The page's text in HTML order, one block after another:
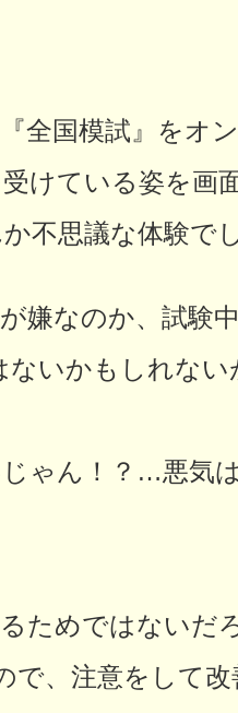
全国模試』をオ
けている姿を画
不思議な体験で
嫌なのか、試験
ないかもしれな
じゃん！？…悪
ためではないだ
で、注意をして